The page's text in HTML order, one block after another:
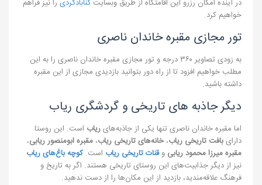
در آینده امکان رزرو این اقامتگاه از طریق وبسایت گنابادگردی را نیز فراهم
خواهیم کرد.
تور مجازی مقبره خاندان ناصری
به زودی تصاویر ۳۶۰ درجه و تور مجازی مقبره خاندان ناصری را به این
مطلب خواهیم افزود تا از راه دور بتوانید بازدیدی مجازی از این مقبره
داشته باشید.
دیگر جاذبه های تاریخی و گردشگری ریاب
اما مقبره خاندان ناصری تنها یکی از جاذبه‌هایریاب است. این روستا
دارایبافت تاریخی ریاب،خانه‌های تاریخی ریاب، مقبره ابومنصور ریابی،
مقبره میرزا محمود ریابی وقنات تاریخی ریاب است.کوچه‌ باغ‌های ریاب
نیز از دیگر جذابیت‌های این روستای تاریخی هستند. اگر به تاریخ و
فرهنگ علاقه‌مندید، بازدید از این مکان‌ها را از دست ندهید.